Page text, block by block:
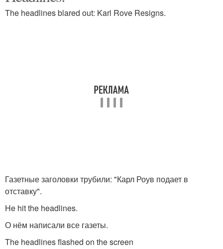
The headlines blared out: Karl Rove Resigns.
Газетные заголовки трубили: "Карл Роув подает в
отставку".
He hit the headlines.
О нём написали все газеты.
The headlines flashed on the screen